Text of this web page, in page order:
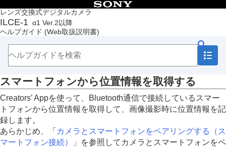
レンズ交換式デジタルカメラ
ILCE-1 α1 Ver.2以降
ヘルプガイド (Web取扱説明書)
目次
トップページ
ヘルプガイドの使いかた
本体と付属品を確認する
本機の基本操作
準備/基本的な撮影
MENU一覧から機能を探す
撮影機能を活用する
カメラをカスタマイズする
再生する
カメラの設定を変更する
スマートフォンから位置情報を取得する
Creators’ Appを使って、Bluetooth通信で接続しているスマー
トフォンから位置情報を取得して、画像撮影時に位置情報を記
録します。
あらかじめ、「 カメラとスマートフォンをペアリングする（ ス
マートフォン接続）
」を参照してカメラとスマートフォンをペ